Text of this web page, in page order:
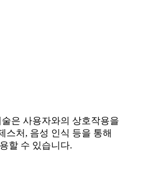
은 사용자와의 상호작용을
스처, 음성 인식 등을 통해
할 수 있습니다.